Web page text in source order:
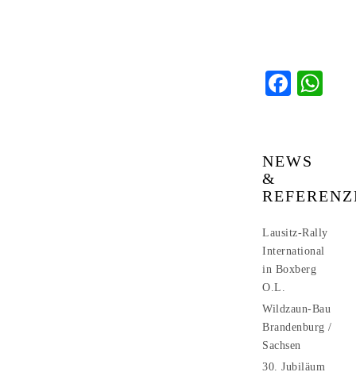
NEWS
&
Lausitz-Rally
International
in Boxberg
O.L.
Wildzaun-Bau
Brandenburg /
Sachsen
30. Jubiläum